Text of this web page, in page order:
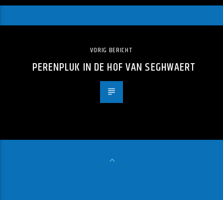
VORIG BERICHT
PERENPLUK IN DE HOF VAN SEGHWAERT